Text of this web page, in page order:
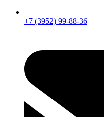
+7 (3952) 99-88-36